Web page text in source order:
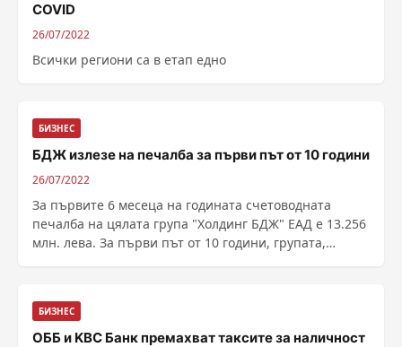
COVID
26/07/2022
Всички региони са в етап едно
БИЗНЕС
БДЖ излезе на печалба за първи път от 10 години
26/07/2022
За първите 6 месеца на годината счетоводната
печалба на цялата група "Холдинг БДЖ" ЕАД е 13.256
млн. лева. За първи път от 10 години, групата,
БИЗНЕС
ОББ и KBC Банк премахват таксите за наличност